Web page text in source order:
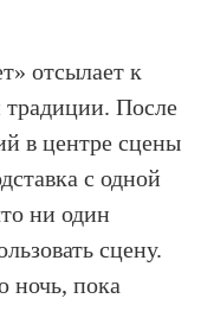
отсылает к
традиции. После
в центре сцены
с одной
ни один
сцену.
ночь, пока